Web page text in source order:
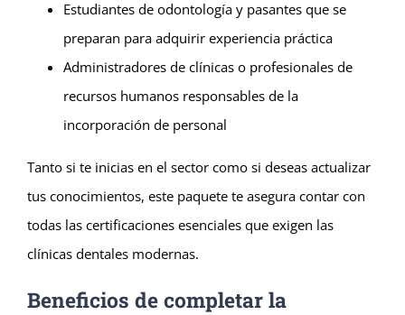
Estudiantes de odontología y pasantes que se
preparan para adquirir experiencia práctica
Administradores de clínicas o profesionales de
recursos humanos responsables de la
incorporación de personal
Tanto si te inicias en el sector como si deseas actualizar
tus conocimientos, este paquete te asegura contar con
todas las certificaciones esenciales que exigen las
clínicas dentales modernas.
Beneficios de completar la